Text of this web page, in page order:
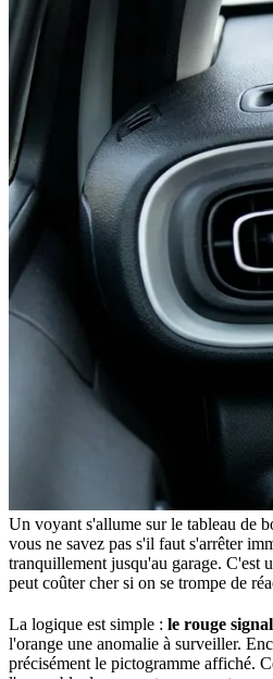
Un voyant s'allume sur le tableau de
vous ne savez pas s'il faut s'arrêter
tranquillement jusqu'au garage. C'est
peut coûter cher si on se trompe de
La logique est simple : le rouge
l'orange une anomalie à surveiller.
précisément le pictogramme affiché.